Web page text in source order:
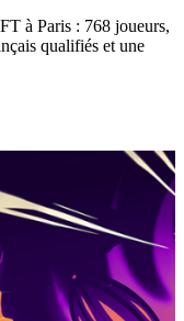
à Paris : 768 joueurs,
qualifiés et une